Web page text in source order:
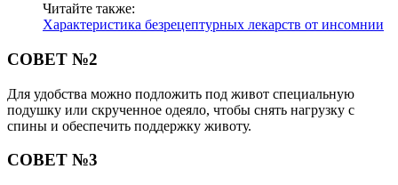
Читайте также:
Характеристика безрецептурных лекарств от инсомнии
СОВЕТ №2
Для удобства можно подложить под живот специальную
подушку или скрученное одеяло, чтобы снять нагрузку с
спины и обеспечить поддержку животу.
СОВЕТ №3